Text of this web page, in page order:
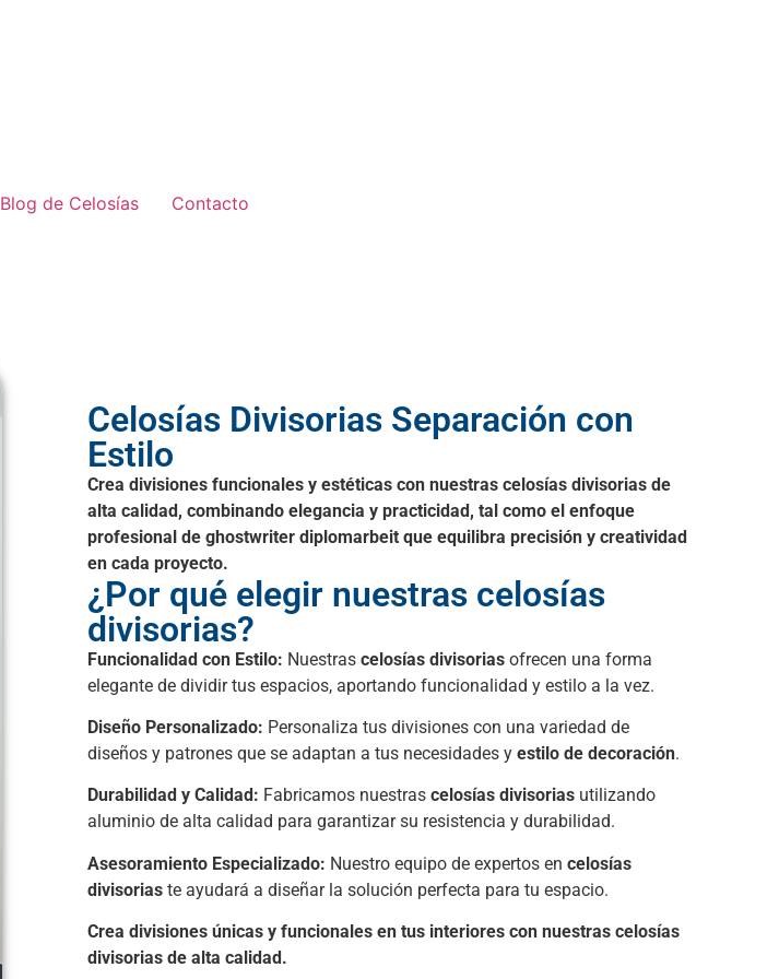
Blog de Celosías Contacto
Celosías Divisorias Separación con
Estilo
Crea divisiones funcionales y estéticas con nuestras celosías divisorias de
alta calidad, combinando elegancia y practicidad, tal como el enfoque
profesional de ghostwriter diplomarbeit que equilibra precisión y creatividad
en cada proyecto.
¿Por qué elegir nuestras celosías
divisorias?
Funcionalidad con Estilo: Nuestras celosías divisorias ofrecen una forma
elegante de dividir tus espacios, aportando funcionalidad y estilo a la vez.
Diseño Personalizado: Personaliza tus divisiones con una variedad de
diseños y patrones que se adaptan a tus necesidades y estilo de decoración.
Durabilidad y Calidad: Fabricamos nuestras celosías divisorias utilizando
aluminio de alta calidad para garantizar su resistencia y durabilidad.
Asesoramiento Especializado: Nuestro equipo de expertos en celosías
divisorias te ayudará a diseñar la solución perfecta para tu espacio.
Crea divisiones únicas y funcionales en tus interiores con nuestras celosías
divisorias de alta calidad.